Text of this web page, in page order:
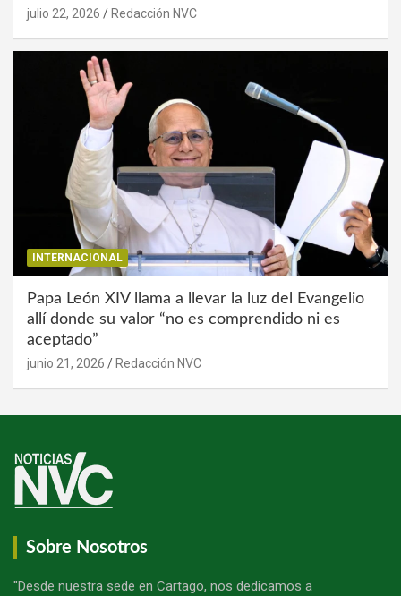
julio 22, 2026 Redacción NVC
INTERNACIONAL
Papa León XIV llama a llevar la luz del Evangelio
allí donde su valor “no es comprendido ni es
aceptado”
junio 21, 2026 Redacción NVC
Sobre Nosotros
"Desde nuestra sede en Cartago, nos dedicamos a